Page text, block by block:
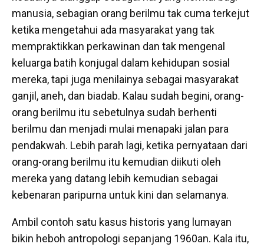
manusia, sebagian orang berilmu tak cuma terkejut
ketika mengetahui ada masyarakat yang tak
mempraktikkan perkawinan dan tak mengenal
keluarga batih konjugal dalam kehidupan sosial
mereka, tapi juga menilainya sebagai masyarakat
ganjil, aneh, dan biadab. Kalau sudah begini, orang-
orang berilmu itu sebetulnya sudah berhenti
berilmu dan menjadi mulai menapaki jalan para
pendakwah. Lebih parah lagi, ketika pernyataan dari
orang-orang berilmu itu kemudian diikuti oleh
mereka yang datang lebih kemudian sebagai
kebenaran paripurna untuk kini dan selamanya.
Ambil contoh satu kasus historis yang lumayan
bikin heboh antropologi sepanjang 1960an. Kala itu,